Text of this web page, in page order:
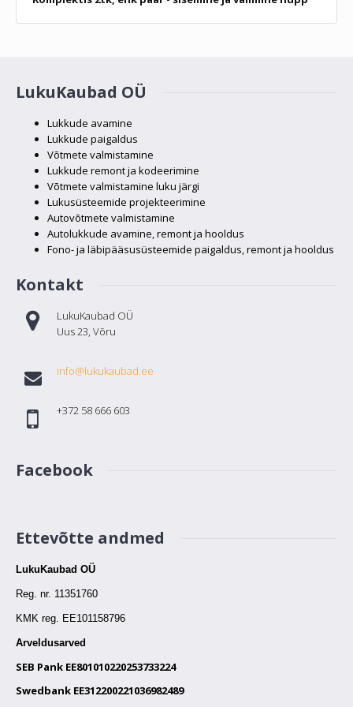
LukuKaubad OÜ
Lukkude avamine
Lukkude paigaldus
Võtmete valmistamine
Lukkude remont ja kodeerimine
Võtmete valmistamine luku järgi
Lukusüsteemide projekteerimine
Autovõtmete valmistamine
Autolukkude avamine, remont ja hooldus
Fono- ja läbipääsusüsteemide paigaldus, remont ja hooldus
Kontakt
LukuKaubad OÜ
Uus 23, Võru
info@lukukaubad.ee
+372 58 666 603
Facebook
Ettevõtte andmed
LukuKaubad OÜ
Reg. nr. 11351760
KMK reg. EE101158796
Arveldusarved
SEB Pank EE801010220253733224
Swedbank EE312200221036982489